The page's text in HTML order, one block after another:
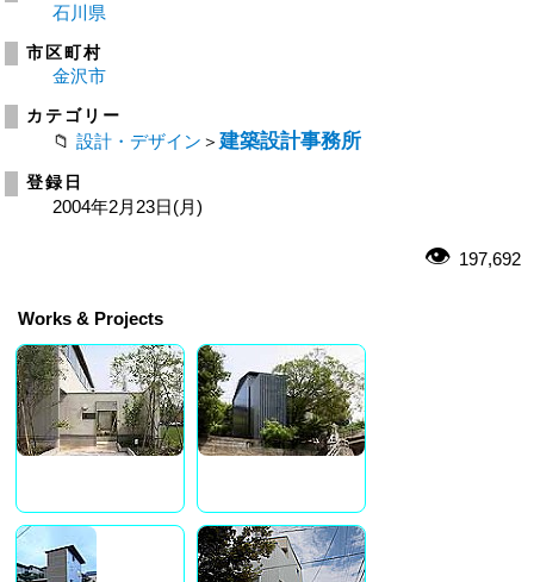
石川県
市区町村
金沢市
カテゴリー
設計・デザイン ＞ 建築設計事務所
登録日
2004年2月23日(月)
197,692
Works & Projects